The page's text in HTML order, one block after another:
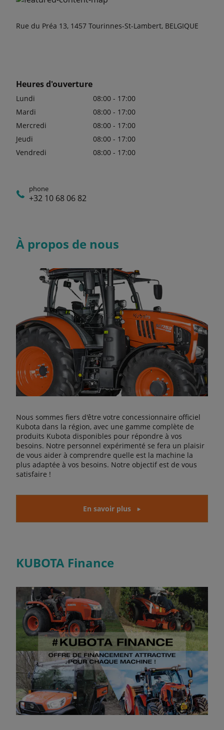
Rue du Préa 13, 1457 Tourinnes-St-Lambert, BELGIQUE
Heures d'ouverture
Lundi
08:00 - 17:00
Mardi
08:00 - 17:00
Mercredi
08:00 - 17:00
Jeudi
08:00 - 17:00
Vendredi
08:00 - 17:00
phone
+32 10 68 06 82
À propos de nous
Nous sommes fiers d'être votre concessionnaire officiel
Kubota dans la région, avec une gamme complète de
produits Kubota disponibles pour répondre à vos
besoins. Notre personnel expérimenté se fera un plaisir
de vous aider à comprendre quelle est la machine la
plus adaptée à vos besoins. Notre objectif est de vous
satisfaire !
En savoir plus
KUBOTA Finance